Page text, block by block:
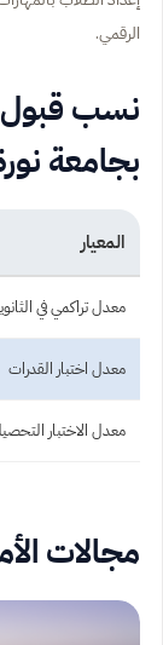
الرقمي.
نسب قبول
بجامعة
المعيار
معدل تراكمي في
معدل اختبار القدرات
معدل الاختبار
مجالات